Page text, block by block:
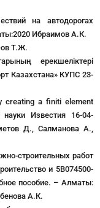
на автодорогах
Ибраимов А.К.
Т.Ж.
ерекшеліктері
Казахстана» КУПС 23-
creating a finiti element
Известия 16-04-
Д., Салманова А.,
строительных работ
и 5В074500-
пособие. – Алматы:
А.К.